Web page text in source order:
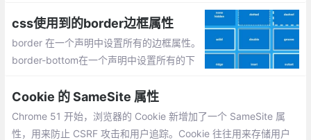
ll： 将超出对象尺寸的内容进行裁剪，并以滚动条的方式显示超出
的内容。
css使用到的border边框属性
border 在一个声明中设置所有的边框属性。
border-bottom在一个声明中设置所有的下
框的颜色。border-bottom-style设置下边框
的样式。
Cookie 的 SameSite 属性
Chrome 51 开始，浏览器的 Cookie 新增加了一个 SameSite 属
性，用来防止 CSRF 攻击和用户追踪。Cookie 往往用来存储用户